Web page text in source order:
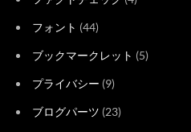
フォント (44)
ブックマークレット (5)
プライバシー (9)
ブログパーツ (23)